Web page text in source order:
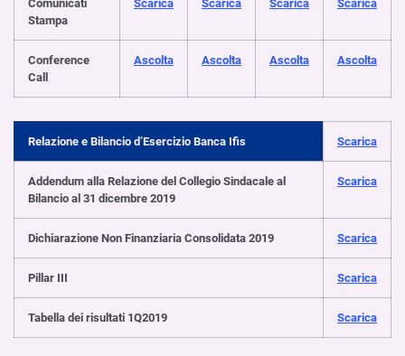
Comunicati
Stampa
Scarica Scarica Scarica Scarica
Conference
Call
Ascolta Ascolta Ascolta Ascolta
Relazione e Bilancio d’Esercizio Banca Ifis Scarica
Addendum alla Relazione del Collegio Sindacale al
Bilancio al 31 dicembre 2019
Scarica
Dichiarazione Non Finanziaria Consolidata 2019 Scarica
Pillar III Scarica
Tabella dei risultati 1Q2019 Scarica